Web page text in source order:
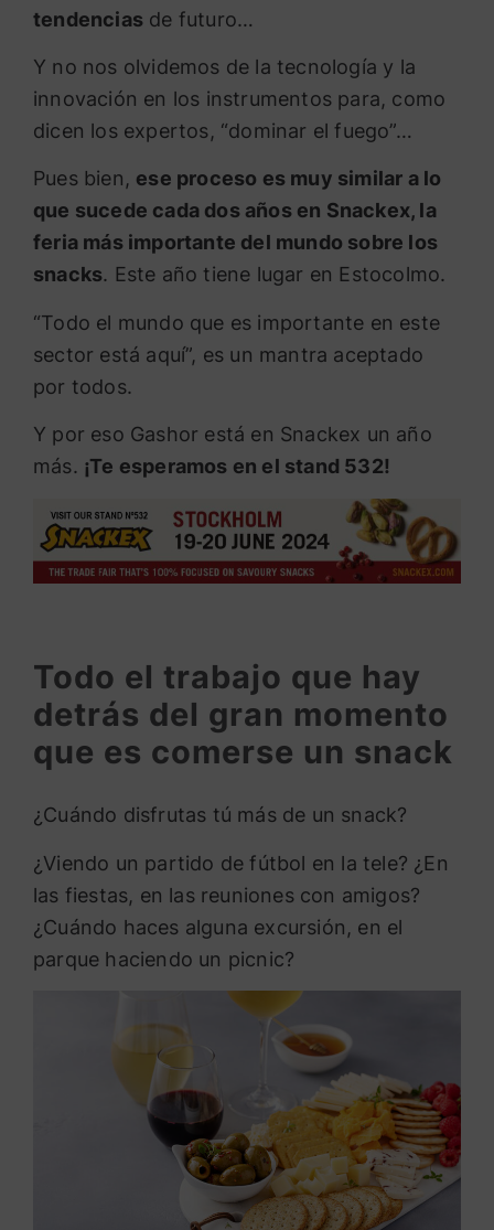
tendencias de futuro…
Y no nos olvidemos de la tecnología y la
innovación en los instrumentos para, como
dicen los expertos, “dominar el fuego”…
Pues bien, ese proceso es muy similar a lo
que sucede cada dos años en Snackex, la
feria más importante del mundo sobre los
snacks. Este año tiene lugar en Estocolmo.
“Todo el mundo que es importante en este
sector está aquí”, es un mantra aceptado
por todos.
Y por eso Gashor está en Snackex un año
más. ¡Te esperamos en el stand 532!
Todo el trabajo que hay
detrás del gran momento
que es comerse un snack
¿Cuándo disfrutas tú más de un snack?
¿Viendo un partido de fútbol en la tele? ¿En
las fiestas, en las reuniones con amigos?
¿Cuándo haces alguna excursión, en el
parque haciendo un picnic?